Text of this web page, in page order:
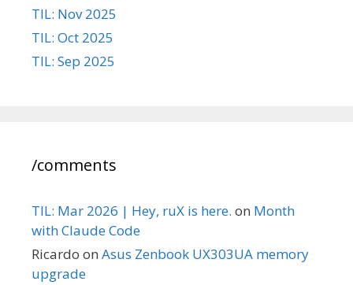
TIL: Nov 2025
TIL: Oct 2025
TIL: Sep 2025
/comments
TIL: Mar 2026 | Hey, ruX is here. on Month
with Claude Code
Ricardo on Asus Zenbook UX303UA memory
upgrade